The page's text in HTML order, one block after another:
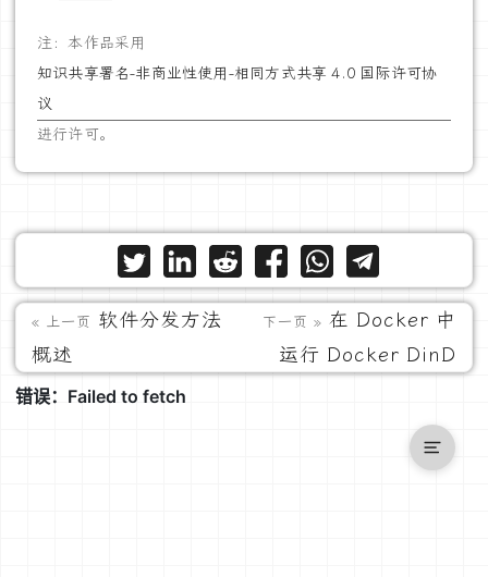
注：本作品采用
知识共享署名-非商业性使用-相同方式共享 4.0 国际许可协
议
进行许可。
« 上一页 软件分发方法
概述
下一页 » 在 Docker 中
运行 Docker DinD